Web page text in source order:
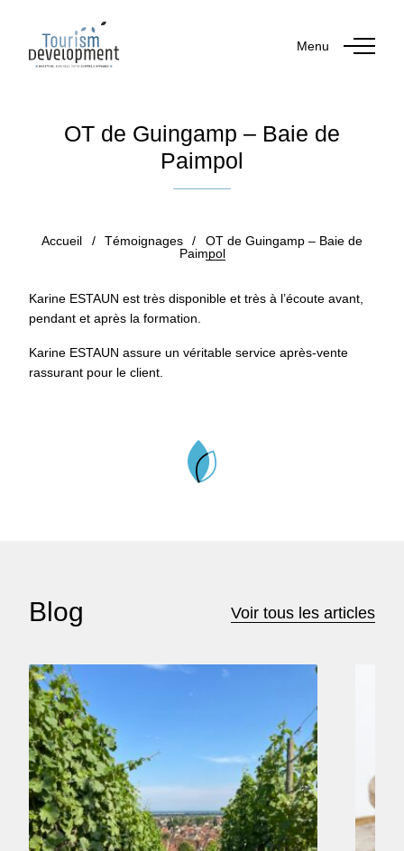
Menu
OT de Guingamp – Baie de
Paimpol
Accueil / Témoignages /
OT de Guingamp – Baie de
Paimpol
Karine ESTAUN est très disponible et très à l’écoute avant,
pendant et après la formation.
Karine ESTAUN assure un véritable service après-vente
rassurant pour le client.
Blog Voir tous les articles